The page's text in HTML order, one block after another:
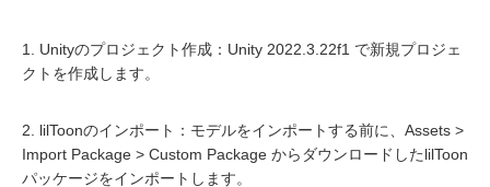
1. Unityのプロジェクト作成：Unity 2022.3.22f1 で新規プロジェ
クトを作成します。
2. lilToonのインポート：モデルをインポートする前に、Assets >
Import Package > Custom Package からダウンロードしたlilToon
パッケージをインポートします。